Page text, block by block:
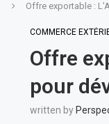
Offre exportable :
COMMERCE
Offre
pour
written by